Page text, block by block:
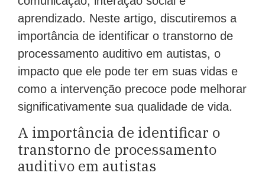
aprendizado. Neste artigo, discutiremos a
importância de identificar o transtorno de
processamento auditivo em autistas, o
impacto que ele pode ter em suas vidas e
como a intervenção precoce pode melhorar
significativamente sua qualidade de vida.
A importância de identificar o
transtorno de processamento
auditivo em autistas